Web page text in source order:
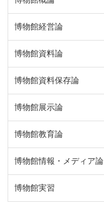
博物館経営論
博物館資料論
博物館資料保存論
博物館展示論
博物館教育論
博物館情報・メディア論
博物館実習